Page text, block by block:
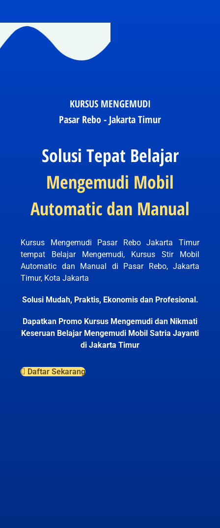
KURSUS MENGEMUDI
Pasar Rebo - Jakarta Timur
Solusi Tepat Belajar
Mengemudi Mobil
Automatic dan Manual
Kursus Mengemudi Pasar Rebo Jakarta Timur
tempat Belajar Mengemudi, Kursus Stir Mobil
Automatic dan Manual di Pasar Rebo, Jakarta
Timur, Kota Jakarta
Solusi Mudah, Praktis, Ekonomis dan Profesional.
Dapatkan Promo Kursus Mengemudi dan Nikmati
Keseruan Belajar Mengemudi Mobil Satria Jayanti
di Jakarta Timur
Daftar Sekarang